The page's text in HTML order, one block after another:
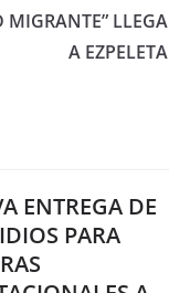
MIGRANTE” LLEGA
A EZPELETA
ENTREGA DE
PARA